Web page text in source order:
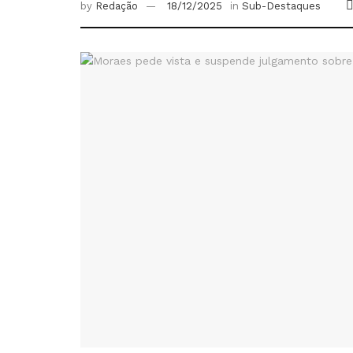
by Redação 18/12/2025 in Sub-Destaques